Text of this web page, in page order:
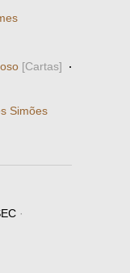
[Cartas] ·
Simões
·